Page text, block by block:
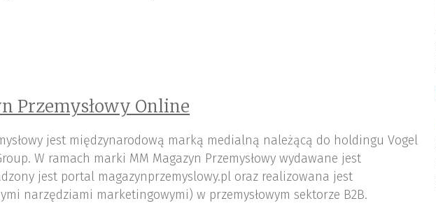
Przemysłowy Online
jest międzynarodową marką medialną należącą do holdingu Vogel
W ramach marki MM Magazyn Przemysłowy wydawane jest
jest portal magazynprzemyslowy.pl oraz realizowana jest
narzędziami marketingowymi) w przemysłowym sektorze B2B.